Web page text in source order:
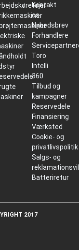
Kontakt
os
Nyhedsbrev
Forhandlere
Toro
Intelli
360
Tilbud og
kampagner
Reservedele
Finansiering
Værksted
Cookie- og
privatlivspolitik
Salgs- og
Batteriretur
2017